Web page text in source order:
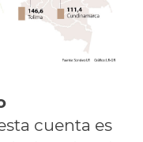
cuenta es